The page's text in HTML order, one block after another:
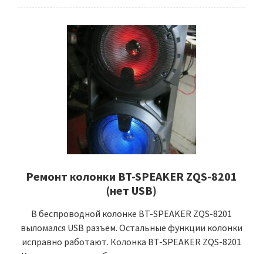
Ремонт колонки BT-SPEAKER ZQS-8201
(нет USB)
В беспроводной колонке BT-SPEAKER ZQS-8201
выломался USB разъем. Остальные функции колонки
исправно работают. Колонка BT-SPEAKER ZQS-8201